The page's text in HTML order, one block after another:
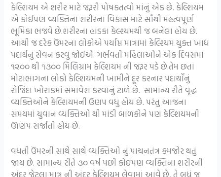
કેલ્શિયમ એ શરીર માટે જરૂરી પોષકતત્વો માંનું એક છે. કેલ્શિયમ
એ કોઈપણ વ્યક્તિના શરીરના વિકાસ માટે સૌથી મહત્વપૂર્ણ
ભૂમિકા ભજવે છે.શરીરના હાડકા કેલ્શ્યમથી જ બનેલા હોય છે.
આથી જ દરેક ઉંમરના લોકોએ પર્યાપ્ત માત્રામાં કેલ્શ્યિમ યુક્ત ખાદ્ય
પદાર્થનું સેવન કરવું જોઈએ. ગર્ભવતી મહિલાઓને એક દિવસમાં
૧૨૦૦ થી ૧૩૦૦ મિલિગ્રામ કેલ્શિયમ ની જરૂર પડે છે.તેમ છતાં
મોટાભાગના લોકો કેલ્શિયમની ખામીને દૂર કરનાર પદાર્થોનું
રોજિંદા ખોરાકમાં સમાવેશ કરવાનું ટાળે છે. સામાન્ય રીતે વૃદ્ધ
વ્યક્તિઓને કેલ્શિયમની ઉણપ વધુ હોય છે. પરંતુ આજના
સમયમાં યુવાન વ્યક્તિઓ થી માંડી બાળકોને પણ કેલ્શિયમની
ઊણપ સર્જાતી હોય છે.
વધતી ઉંમરની સાથે સાથે વ્યક્તિઓ નું પાચનતંત્ર કમજોર થતું
જાય છે. સામાન્ય રીતે ૩૦ વર્ષ પછી કોઇપણ વ્યક્તિના શરીરની
અંદર જેટલા માત્ર ની અંદર કેલ્શિયમ લેવામાં આવે છે, તે બધું જ